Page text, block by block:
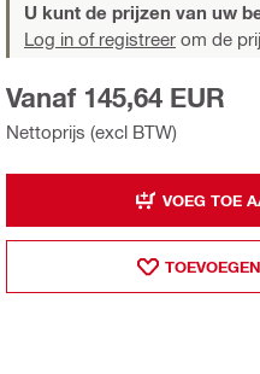
U kunt de prijzen van uw
Log in of registreer om de
Nettoprijs (excl BTW)
Vanaf 145,64 EUR
VOEG TOE